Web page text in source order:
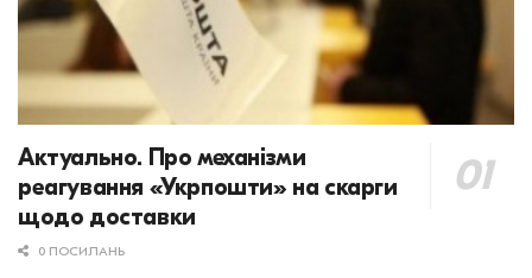
Актуально. Про механізми
реагування «Укрпошти» на скарги
щодо доставки
0 ПОСИЛАНЬ